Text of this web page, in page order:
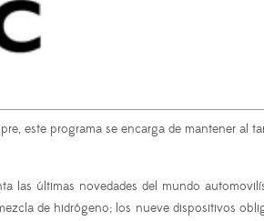
este programa se encarga de mantener al
las últimas novedades del mundo
de hidrógeno; los nueve dispositivos